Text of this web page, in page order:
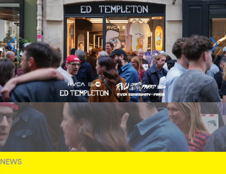
NEWS